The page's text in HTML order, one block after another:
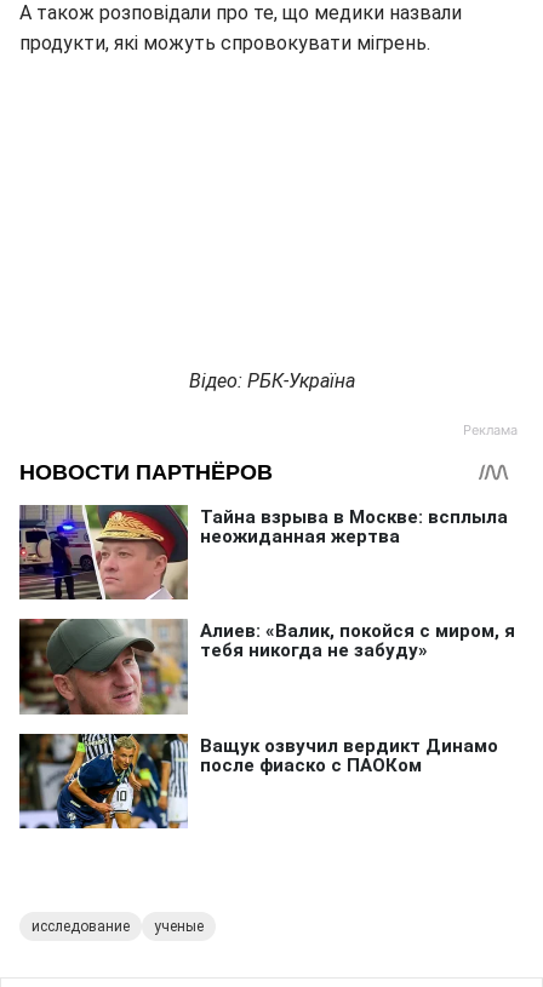
А також розповідали про те, що медики назвали
продукти, які можуть спровокувати мігрень.
Відео: РБК-Україна
исследование ученые